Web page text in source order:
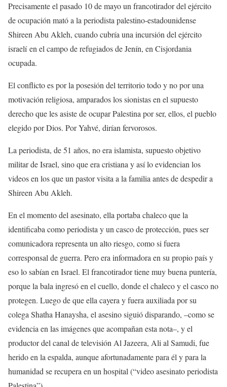
Precisamente el pasado 10 de mayo un francotirador del ejército
de ocupación mató a la periodista palestino-estadounidense
Shireen Abu Akleh, cuando cubría una incursión del ejército
israelí en el campo de refugiados de Jenín, en Cisjordania
ocupada.
El conflicto es por la posesión del territorio todo y no por una
motivación religiosa, amparados los sionistas en el supuesto
derecho que les asiste de ocupar Palestina por ser, ellos, el pueblo
elegido por Dios. Por Yahvé, dirían fervorosos.
La periodista, de 51 años, no era islamista, supuesto objetivo
militar de Israel, sino que era cristiana y así lo evidencian los
videos en los que un pastor visita a la familia antes de despedir a
Shireen Abu Akleh.
En el momento del asesinato, ella portaba chaleco que la
identificaba como periodista y un casco de protección, pues ser
comunicadora representa un alto riesgo, como si fuera
corresponsal de guerra. Pero era informadora en su propio país y
eso lo sabían en Israel. El francotirador tiene muy buena puntería,
porque la bala ingresó en el cuello, donde el chaleco y el casco no
protegen. Luego de que ella cayera y fuera auxiliada por su
colega Shatha Hanaysha, el asesino siguió disparando, –como se
evidencia en las imágenes que acompañan esta nota–, y el
productor del canal de televisión Al Jazeera, Ali al Samudi, fue
herido en la espalda, aunque afortunadamente para él y para la
humanidad se recupera en un hospital (“video asesinato periodista